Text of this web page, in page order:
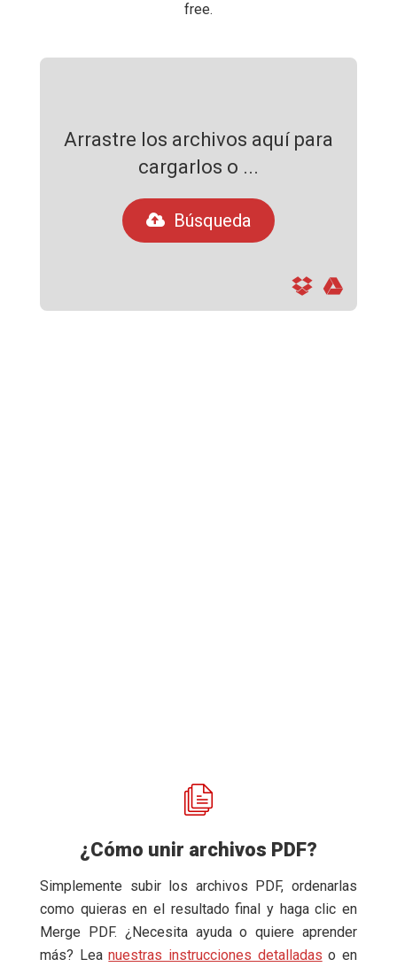
free.
Arrastre los archivos aquí para
cargarlos o ...
Búsqueda
¿Cómo unir archivos PDF?
Simplemente subir los archivos PDF, ordenarlas
como quieras en el resultado final y haga clic en
Merge PDF. ¿Necesita ayuda o quiere aprender
más? Leanuestras instrucciones detalladas o en